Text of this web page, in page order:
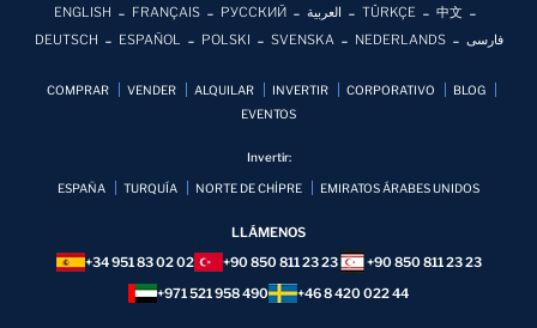
DEUTSCH
ESPAÑOL POLSKI SVENSKA NEDERLANDS فارسی
EVENTOS
NORTE DE CHİPRE
+90 850 811 23 23
+971 521 958 490
+46 8 420 022 44